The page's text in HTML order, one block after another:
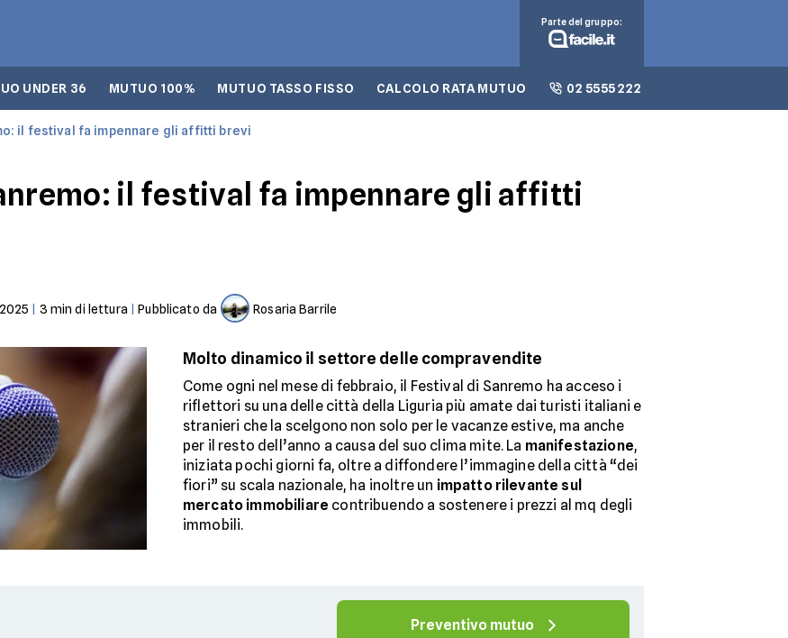
UNDER 36 MUTUO 100% MUTUO TASSO FISSO CALCOLO RATA MUTUO 02 5555 222
Parte del gruppo:
il festival fa impennare gli affitti brevi
il festival fa impennare gli affitti
3 min di lettura |Pubblicato da Rosaria Barrile
Molto dinamico il settore delle compravendite
Come ogni nel mese di febbraio, il Festival di Sanremo ha acceso i
riflettori su una delle città della Liguria più amate dai turisti italiani e
stranieri che la scelgono non solo per le vacanze estive, ma anche
per il resto dell’anno a causa del suo clima mite. La manifestazione,
iniziata pochi giorni fa, oltre a diffondere l’immagine della città “dei
fiori” su scala nazionale, ha inoltre un impatto rilevante sul
mercato immobiliare contribuendo a sostenere i prezzi al mq degli
immobili.
Preventivo mutuo